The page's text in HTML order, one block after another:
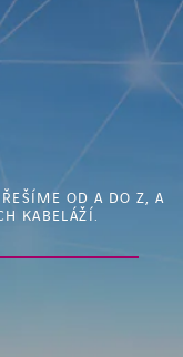
OD A DO Z, A
KABELÁŽÍ.